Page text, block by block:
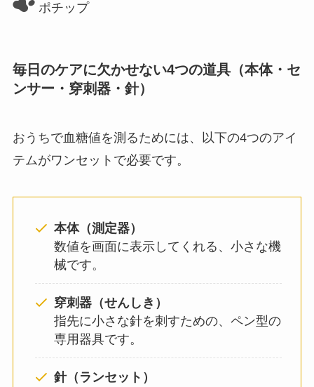
ポチップ
毎日のケアに欠かせない4つの道具（本体・セ
ンサー・穿刺器・針）
おうちで血糖値を測るためには、以下の4つのアイ
テムがワンセットで必要です。
本体（測定器）
数値を画面に表示してくれる、小さな機
械です。
穿刺器（せんしき）
指先に小さな針を刺すための、ペン型の
専用器具です。
針（ランセット）